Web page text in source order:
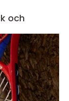
och